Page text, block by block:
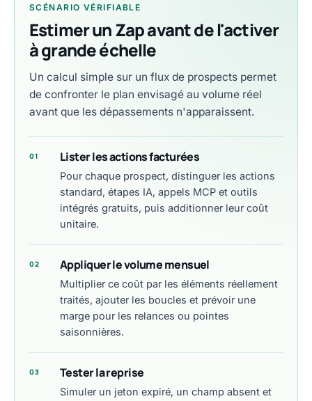
SCÉNARIO VÉRIFIABLE
Estimer un Zap avant de l'activer
à grande échelle
Un calcul simple sur un flux de prospects permet
de confronter le plan envisagé au volume réel
avant que les dépassements n'apparaissent.
01 Lister les actions facturées
Pour chaque prospect, distinguer les actions
standard, étapes IA, appels MCP et outils
intégrés gratuits, puis additionner leur coût
unitaire.
02 Appliquer le volume mensuel
Multiplier ce coût par les éléments réellement
traités, ajouter les boucles et prévoir une
marge pour les relances ou pointes
saisonnières.
03 Tester la reprise
Simuler un jeton expiré, un champ absent et